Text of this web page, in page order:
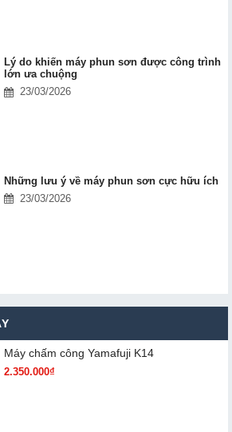
Lý do khiến máy phun sơn được công trình
lớn ưa chuộng
23/03/2026
Những lưu ý về máy phun sơn cực hữu ích
23/03/2026
Máy chấm cô​ng Yamafuji K14
2.350.000₫